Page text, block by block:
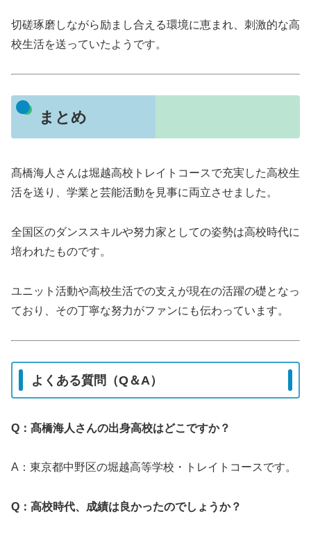
切磋琢磨しながら励まし合える環境に恵まれ、刺激的な高
校生活を送っていたようです。
まとめ
髙橋海人さんは堀越高校トレイトコースで充実した高校生
活を送り、学業と芸能活動を見事に両立させました。
全国区のダンススキルや努力家としての姿勢は高校時代に
培われたものです。
ユニット活動や高校生活での支えが現在の活躍の礎となっ
ており、その丁寧な努力がファンにも伝わっています。
よくある質問（Q＆A）
Q：髙橋海人さんの出身高校はどこですか？
A：東京都中野区の堀越高等学校・トレイトコースです。
Q：高校時代、成績は良かったのでしょうか？